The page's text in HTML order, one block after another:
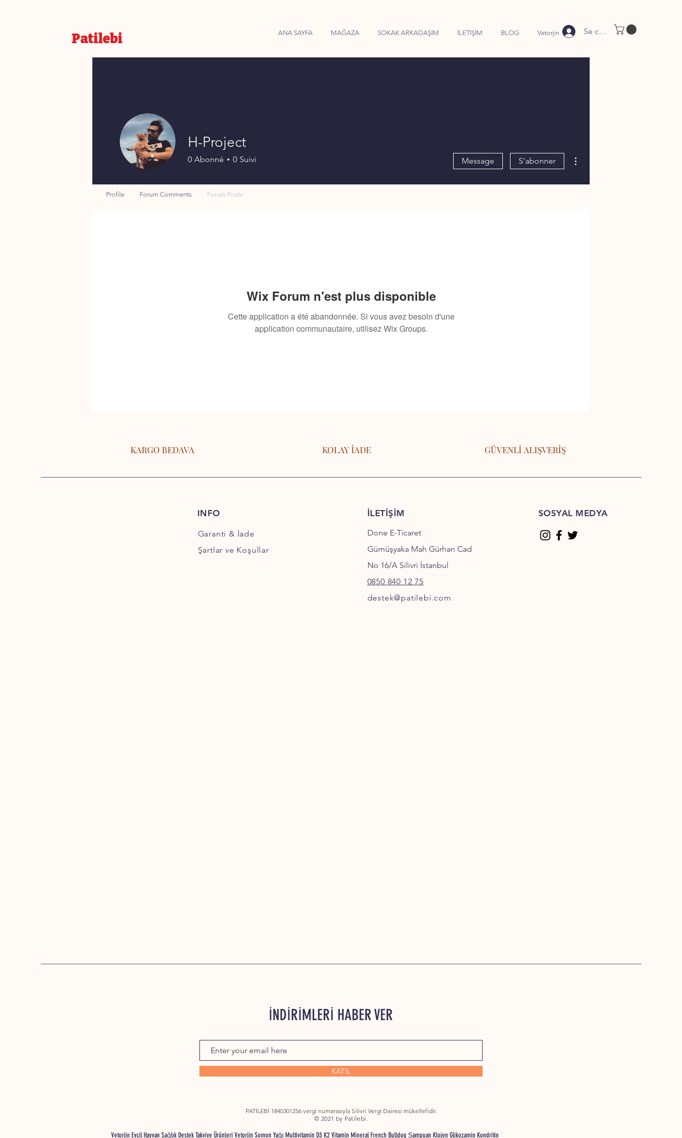
Patilebi ANA SAYFA MAĞAZA SOKAK ARKADAŞIM İLETİŞİM BLOG Vetorjin Se connecter
Wix Forum n'est plus disponible
Cette application a été abandonnée. Si vous avez besoin d'une
application communautaire, utilisez Wix Groups.
H-Project
0 Abonné 0 Suivi Message S'abonner
Profile Forum Comments Forum Posts
KARGO BEDAVA KOLAY İADE GÜVENLİ ALIŞVERİŞ
INFO
Garanti & İade
Şartlar ve Koşullar
İLETİŞİM
Done E-Ticaret
Gümüşyaka Mah Gürhan Cad
No 16/A Silivri İstanbul
0850 840 12 75
destek@patilebi.com
SOSYAL MEDYA
İNDİRİMLERİ HABER VER
KATIL
PATİLEBİ 1840301256 vergi numarasıyla Silivri Vergi Dairesi mükellefidir.
© 2021 by Patilebi.
Vetorjin Evcil Hayvan Sağlık Destek Takviye Ürünleri Vetorjin Somon Yağı Multivitamin D3 K2 Vitamin Mineral French Bulldog Şampuan Klojen Glikozamin Kondritin